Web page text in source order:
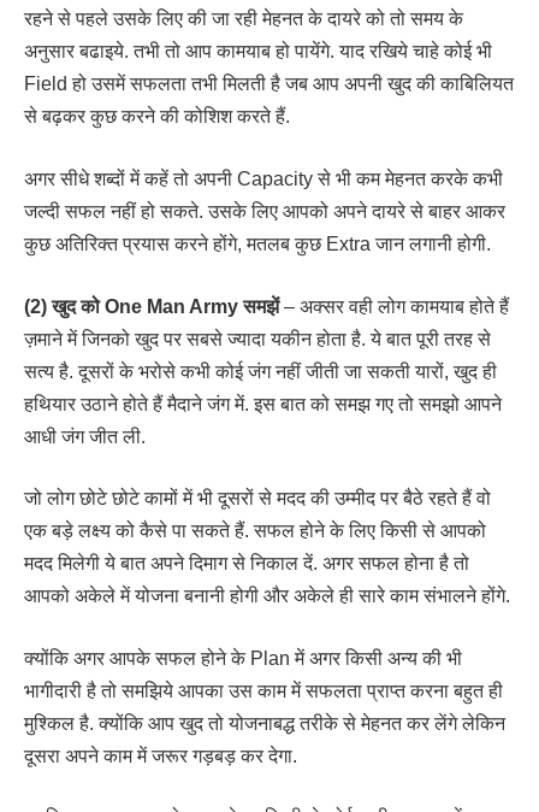
रहने से पहले उसके लिए की जा रही मेहनत के दायरे को तो समय के
अनुसार बढाइये. तभी तो आप कामयाब हो पायेंगे. याद रखिये चाहे कोई भी
Field हो उसमें सफलता तभी मिलती है जब आप अपनी खुद की काबिलियत
से बढ़कर कुछ करने की कोशिश करते हैं.
अगर सीधे शब्दों में कहें तो अपनी Capacity से भी कम मेहनत करके कभी
जल्दी सफल नहीं हो सकते. उसके लिए आपको अपने दायरे से बाहर आकर
कुछ अतिरिक्त प्रयास करने होंगे, मतलब कुछ Extra जान लगानी होगी.
(2) खुद को One Man Army समझें– अक्सर वही लोग कामयाब होते हैं
ज़माने में जिनको खुद पर सबसे ज्यादा यकीन होता है. ये बात पूरी तरह से
सत्य है. दूसरों के भरोसे कभी कोई जंग नहीं जीती जा सकती यारों, खुद ही
हथियार उठाने होते हैं मैदाने जंग में. इस बात को समझ गए तो समझो आपने
आधी जंग जीत ली.
जो लोग छोटे छोटे कामों में भी दूसरों से मदद की उम्मीद पर बैठे रहते हैं वो
एक बड़े लक्ष्य को कैसे पा सकते हैं. सफल होने के लिए किसी से आपको
मदद मिलेगी ये बात अपने दिमाग से निकाल दें. अगर सफल होना है तो
आपको अकेले में योजना बनानी होगी और अकेले ही सारे काम संभालने होंगे.
क्योंकि अगर आपके सफल होने के Plan में अगर किसी अन्य की भी
भागीदारी है तो समझिये आपका उस काम में सफलता प्राप्त करना बहुत ही
मुश्किल है. क्योंकि आप खुद तो योजनाबद्ध तरीके से मेहनत कर लेंगे लेकिन
दूसरा अपने काम में जरूर गड़बड़ कर देगा.